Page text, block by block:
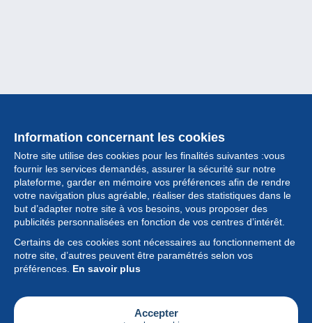
Information concernant les cookies
Notre site utilise des cookies pour les finalités suivantes :vous
fournir les services demandés, assurer la sécurité sur notre
plateforme, garder en mémoire vos préférences afin de rendre
votre navigation plus agréable, réaliser des statistiques dans le
but d’adapter notre site à vos besoins, vous proposer des
publicités personnalisées en fonction de vos centres d’intérêt.
Certains de ces cookies sont nécessaires au fonctionnement de
notre site, d’autres peuvent être paramétrés selon vos
préférences. En savoir plus
Accepter
Collection
Actualités
Fonctionnalités
Société